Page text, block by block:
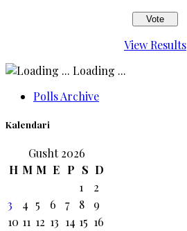
View Results
Loading ...
Polls Archive
Kalendari
Gusht 2026
H M M E P S D
1
2
3
4 5 6 7 8
9
10 11 12 13 14 15 16